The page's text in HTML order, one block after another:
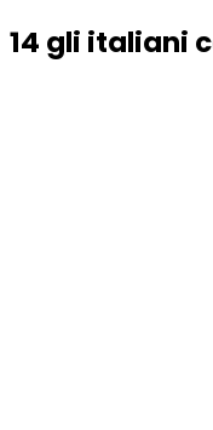
14 gli italiani